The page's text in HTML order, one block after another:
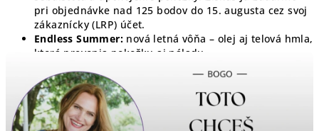
pri objednávke nad 125 bodov do 15. augusta cez svoj
zákaznícky (LRP) účet.
Endless Summer: nová letná vôňa – olej aj telová hmla,
ktorá prevonia pokožku aj náladu.
čistota a dotyk pre ženy aj mužov.
RevitaZen olej a kapsule:
prevratná zmes pre
upokojenie a vnútornú rovnováhu – prvýkrát aj vo
forme oleja.